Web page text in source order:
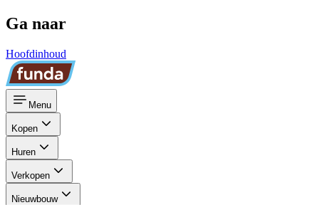
Ga naar
Hoofdinhoud
Menu
Kopen
Huren
Verkopen
Nieuwbouw